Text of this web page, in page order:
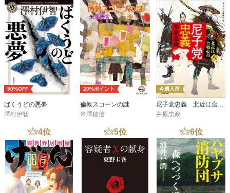
50%OFF
ばくうどの悪夢
澤村伊智
20%ポイント
倫敦スコーンの謎
米澤穂信
今週入荷
井原忠政
4位 5位 6位